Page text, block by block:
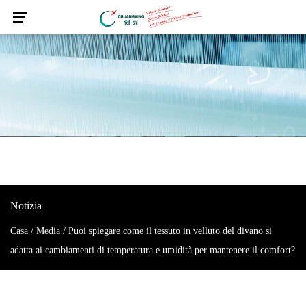
Notizia
Casa / Media / Puoi spiegare come il tessuto in velluto del divano si
adatta ai cambiamenti di temperatura e umidità per mantenere il comfort?